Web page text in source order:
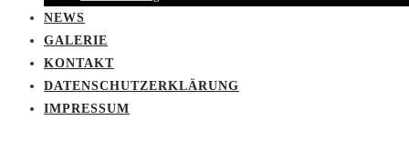
NEWS
GALERIE
KONTAKT
DATENSCHUTZERKLÄRUNG
IMPRESSUM